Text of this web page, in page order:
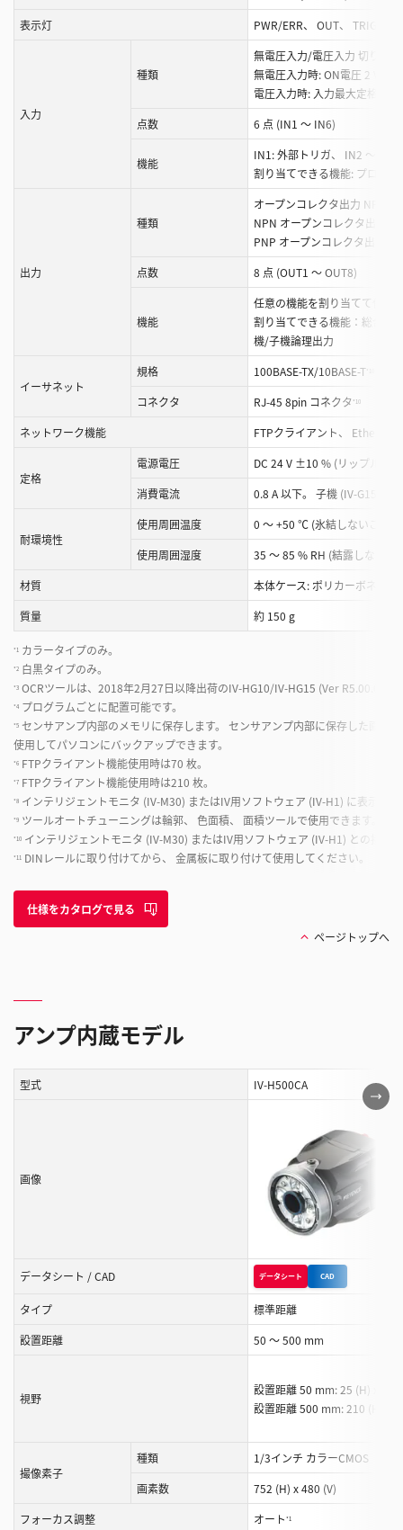
表示灯
PWR/ERR、 OUT、 TRIG、
入力
種類
無電圧入力/電圧入力 切り換
無電圧入力時: ON電圧 2 V 以
電圧入力時: 入力最大定格
点数
6 点 (IN1 ～ IN6)
機能
IN1: 外部トリガ、 IN2 ～
割り当てできる機能: プログ
出力
種類
オープンコレクタ出力 NPN/
NPN オープンコレクタ出力
PNP オープンコレクタ出力時
点数
8 点 (OUT1 ～ OUT8)
機能
任意の機能を割り当てて使用
割り当てできる機能：総合判
機/子機論理出力
イーサネット
規格 100BASE-TX/10BASE-T
コネクタ RJ-45 8pin コネクタ *10
ネットワーク機能 FTPクライアント、
定格
電源電圧
DC 24 V ±10 % (リップル含
消費電流
0.8 A 以下。 子機 (IV-G15) 増
耐環境性
使用周囲温度 0 ～ +50 ℃ (氷結しないこと)
使用周囲湿度
35 ～ 85 % RH (結露しないこ
材質
本体ケース: ポリカーボネート
質量
約 150 g
*1 カラータイプのみ。
*2 白黒タイプのみ。
*3 OCRツールは、2018年2月27日以降出荷のIV-HG10/IV-HG15 (Ver R5.00.00以
*4 プログラムごとに配置可能です。
*5 センサアンプ内部のメモリに保存します。 センサアンプ内部に保存した画像
使用してパソコンにバックアップできます。
*6 FTPクライアント機能使用時は70 枚。
*7 FTPクライアント機能使用時は210 枚。
*8 インテリジェントモニタ (IV-M30) またはIV用ソフトウェア (IV-H1) に表示でき
*9 ツールオートチューニングは輪郭、 色面積、 面積ツールで使用できます。
*10 インテリジェントモニタ (IV-M30) またはIV用ソフトウェア (IV-H1) との接続
*11 DINレールに取り付けてから、 金属板に取り付けて使用してください。
仕様をカタログで見る
ページトップへ
アンプ内蔵モデル
こ
の
表
で
き
す
型式 IV-H500CA
画像
データシート / CAD データシート CAD
タイプ
標準距離
設置距離
50 ～ 500 mm
視野
設置距離 50 mm: 25 (H) x 18
設置距離 500 mm: 210 (H) x
撮像素子
種類
1/3インチ カラーCMOS
画素数
752 (H) x 480 (V)
フォーカス調整
オート *1